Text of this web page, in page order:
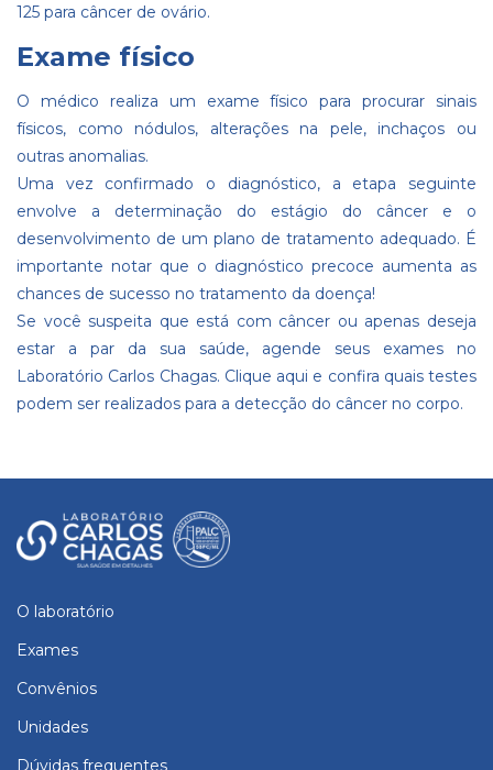
125 para câncer de ovário.
Exame físico
O médico realiza um exame físico para procurar sinais
físicos, como nódulos, alterações na pele, inchaços ou
outras anomalias.
Uma vez confirmado o diagnóstico, a etapa seguinte
envolve a determinação do estágio do câncer e o
desenvolvimento de um plano de tratamento adequado. É
importante notar que o diagnóstico precoce aumenta as
chances de sucesso no tratamento da doença!
Se você suspeita que está com câncer ou apenas deseja
estar a par da sua saúde, agende seus exames no
Laboratório Carlos Chagas. Clique aqui e confira quais testes
podem ser realizados para a detecção do câncer no corpo.
O laboratório
Exames
Convênios
Unidades
Dúvidas frequentes